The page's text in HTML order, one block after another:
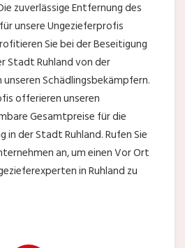
zuverlässige Entfernung des
unsere Ungezieferprofis
Sie bei der Beseitigung
Stadt Ruhland von der
Schädlingsbekämpfern.
offerieren unseren
Gesamtpreise für die
in der Stadt Ruhland. Rufen Sie
an, um einen Vor Ort
in Ruhland zu